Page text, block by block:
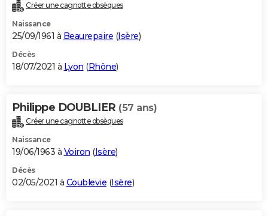
Créer une cagnotte obsèques
Naissance
25/09/1961 à Beaurepaire (Isère)
Décès
18/07/2021 à Lyon (Rhône)
Philippe DOUBLIER (57 ans)
Créer une cagnotte obsèques
Naissance
19/06/1963 à Voiron (Isère)
Décès
02/05/2021 à Coublevie (Isère)